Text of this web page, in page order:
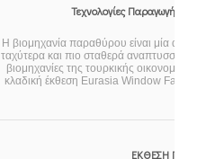
Τεχνολογίες Παραγωγής
Η βιομηχανία παραθύρου είναι μία από
ταχύτερα και πιο σταθερά
βιομηχανίες της τουρκικής οικονομίας.
κλαδική έκθεση Eurasia Window Fair
ΕΚΘΕΣΗ